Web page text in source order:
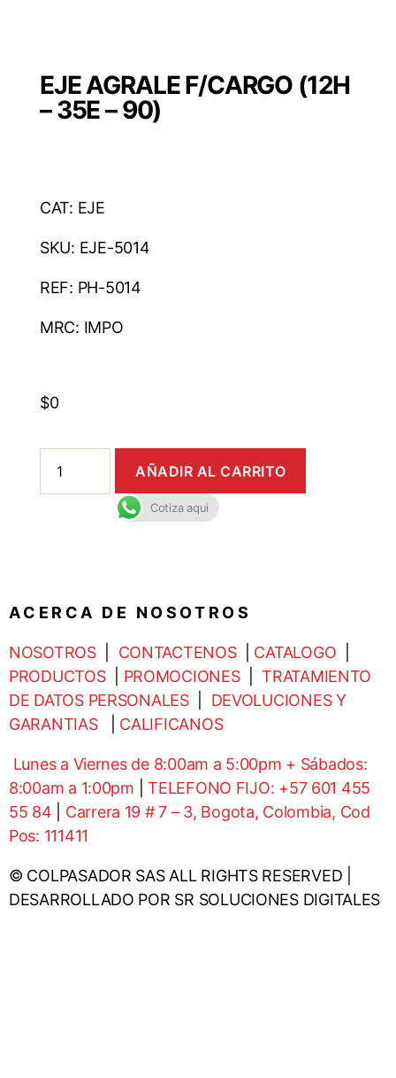
EJE AGRALE F/CARGO (12H
– 35E – 90)
CAT: EJE
SKU: EJE-5014
REF: PH-5014
MRC: IMPO
$0
AÑADIR AL CARRITO
Cotiza aqui
A C E R C A D E N O S O T R O S
NOSOTROS| CONTACTENOS| CATALOGO
PRODUCTOS| PROMOCIONES|TRATAMIENTO
DE DATOS PERSONALES| DEVOLUCIONES Y
GARANTIAS
CALIFICANOS
Lunes a Viernes de 8:00am a 5:00pm + Sábados:
8:00am a 1:00pm |TELEFONO FIJO: +57 601 455
55 84
Carrera 19 # 7 – 3, Bogota, Colombia, Cod
Pos: 111411
© COLPASADOR SAS ALL RIGHTS RESERVED |
DESARROLLADO POR SR SOLUCIONES DIGITALES